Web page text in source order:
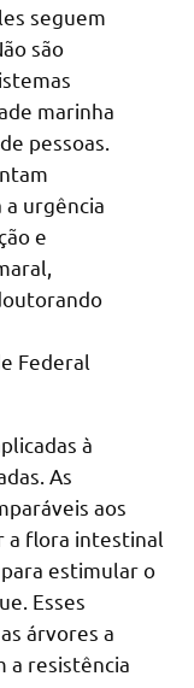
seguem
são
marinha
pessoas.
urgência
e
Federal
à
As
aos
a flora intestinal
estimular o
Esses
árvores a
a resistência